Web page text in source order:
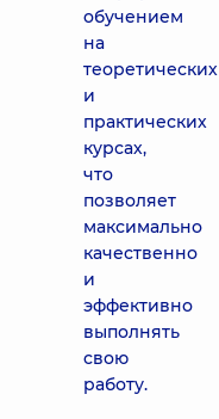
обучением
на
теоретических
и
практических
курсах,
что
позволяет
максимально
качественно
и
эффективно
выполнять
свою
работу.